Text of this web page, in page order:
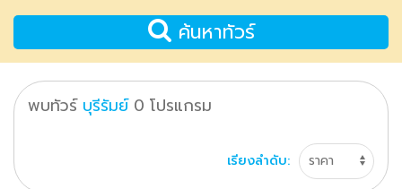
ค้นหาทัวร์
พบทัวร์ บุรีรัมย์ 0 โปรแกรม
เรียงลำดับ: